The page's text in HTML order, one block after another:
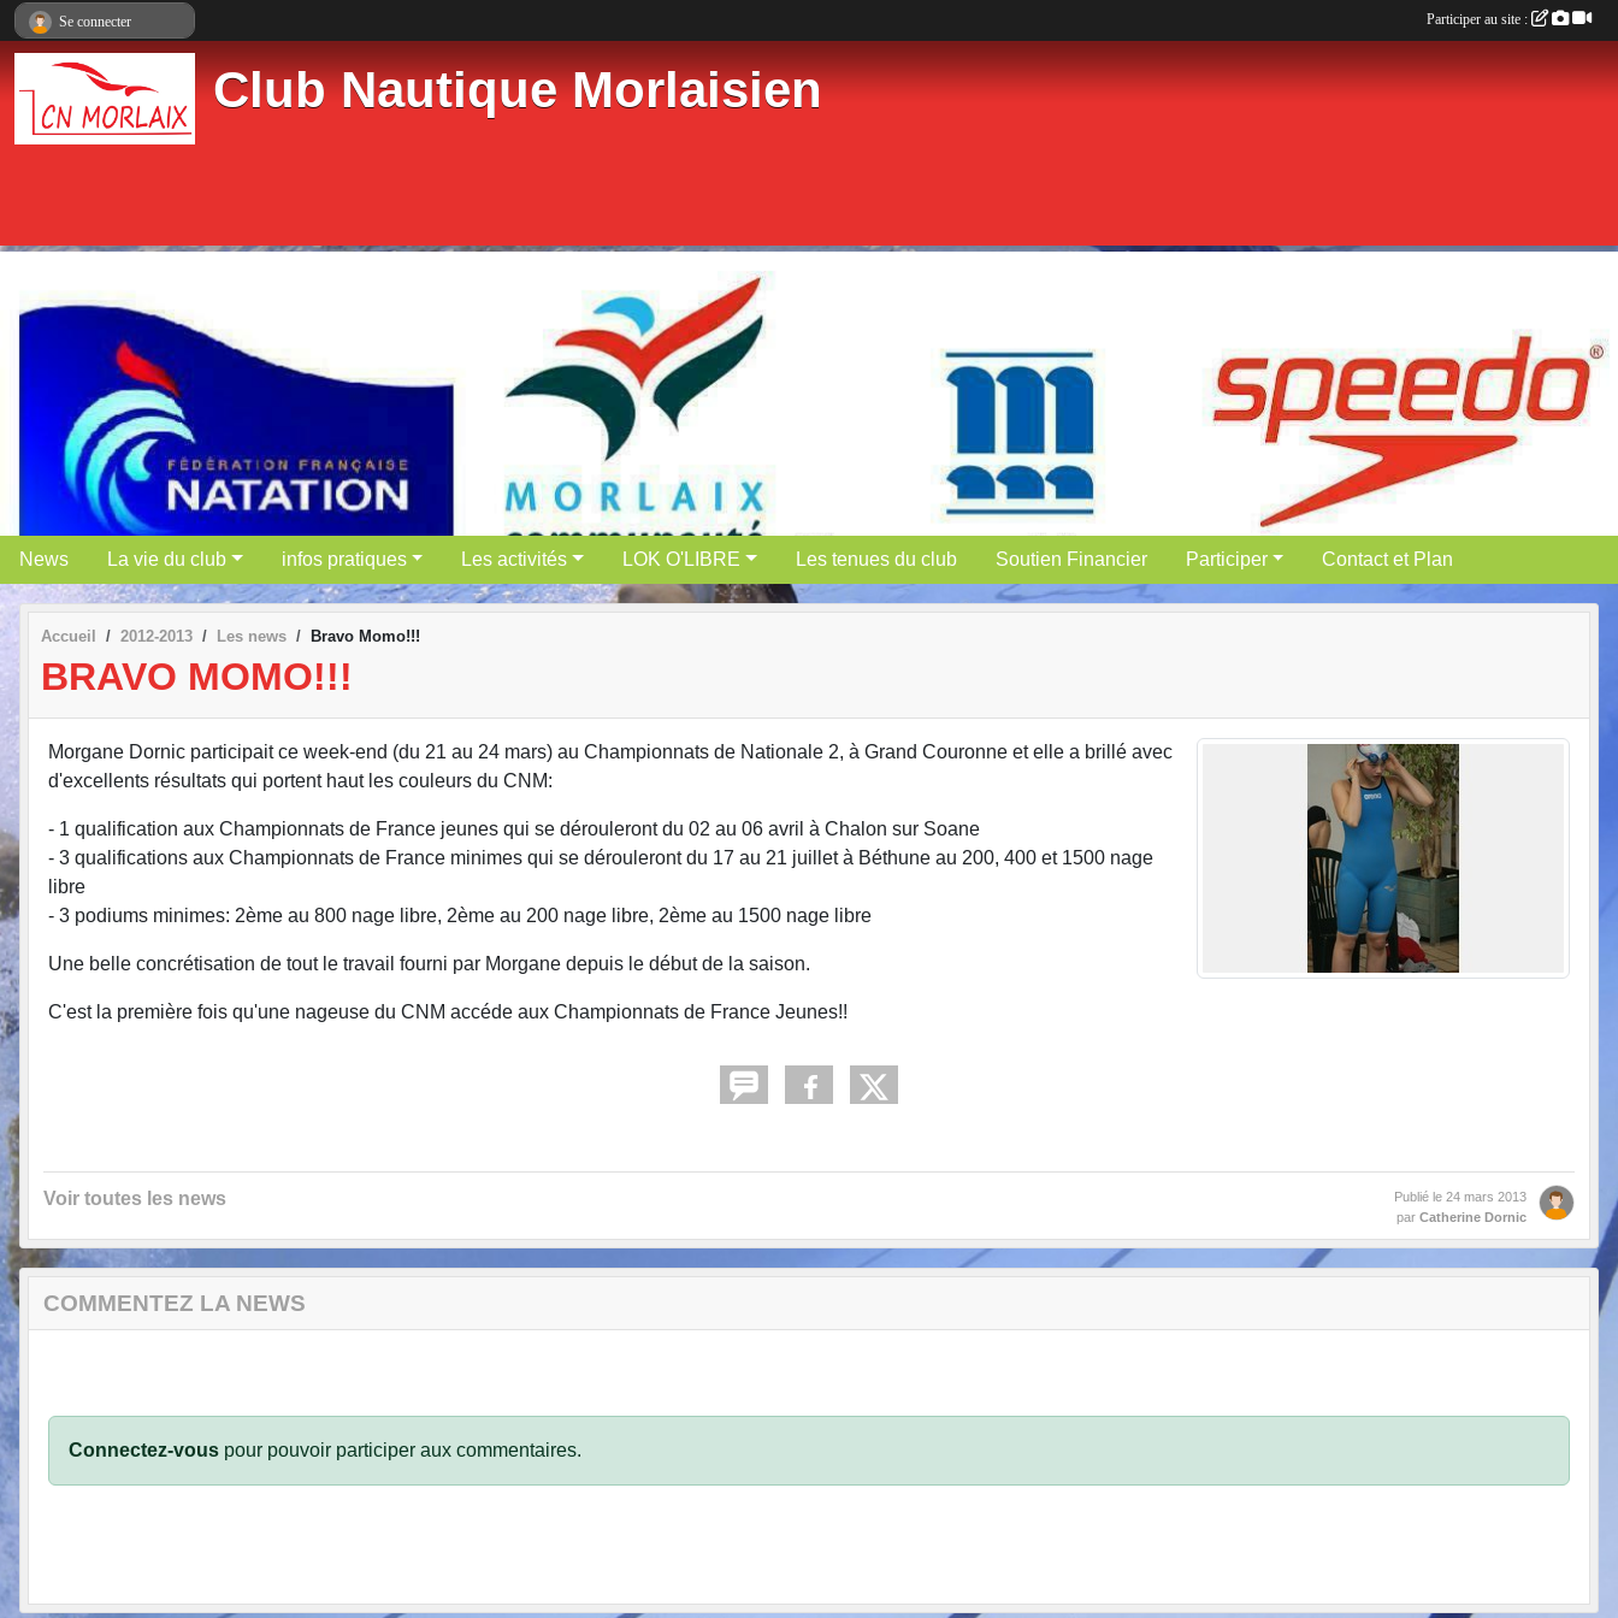
Club Nautique Morlaisien
News La vie du club infos pratiques Les activités LOK O'LIBRE Les tenues du club Soutien Financier Participer Contact et Plan
Accueil 2012-2013 Les news Bravo Momo!!!
BRAVO MOMO!!!
Morgane Dornic participait ce week-end (du 21 au 24 mars) au Championnats de Nationale 2, à Grand Couronne et elle a brillé avec
d'excellents résultats qui portent haut les couleurs du CNM:
- 1 qualification aux Championnats de France jeunes qui se dérouleront du 02 au 06 avril à Chalon sur Soane
- 3 qualifications aux Championnats de France minimes qui se dérouleront du 17 au 21 juillet à Béthune au 200, 400 et 1500 nage
libre
- 3 podiums minimes: 2ème au 800 nage libre, 2ème au 200 nage libre, 2ème au 1500 nage libre
Une belle concrétisation de tout le travail fourni par Morgane depuis le début de la saison.
C'est la première fois qu'une nageuse du CNM accéde aux Championnats de France Jeunes!!
Voir toutes les news Publié le 24 mars 2013
par Catherine Dornic
COMMENTEZ LA NEWS
Connectez-vous pour pouvoir participer aux commentaires.
Se connecter Participer au site :
Panneau de gestion des cookies